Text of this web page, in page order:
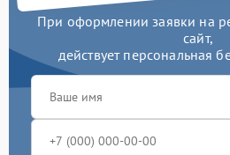
При оформлении заявки на
сайт,
действует персональная